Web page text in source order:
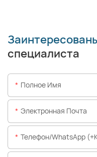
специалиста
Полное Имя
Электронная Почта
Телефон/WhatsApp